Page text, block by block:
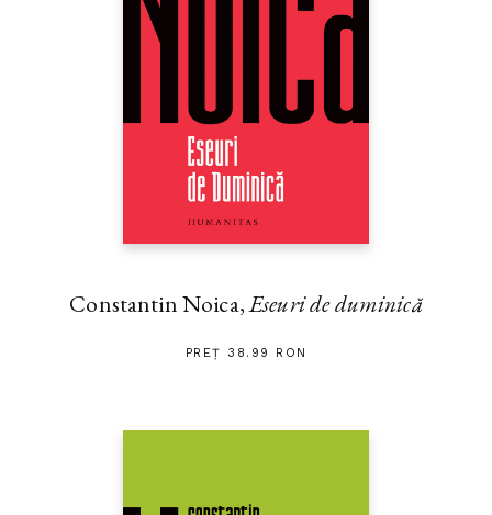
Constantin Noica,Eseuri de duminică
PREȚ 38.99 RON